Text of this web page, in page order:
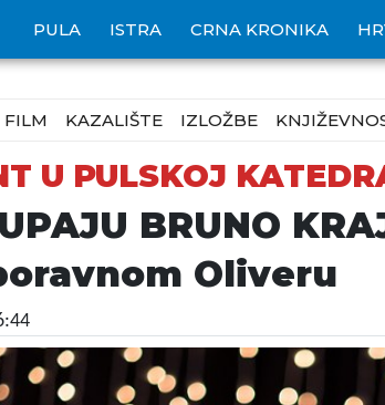
PULA ISTRA CRNA KRONIKA
FILM KAZALIŠTE IZLOŽBE
U PULSKOJ
BRUNO
Oliveru